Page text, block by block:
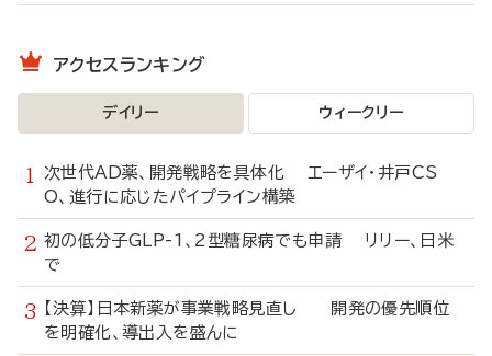
アクセスランキング
デイリー ウィークリー
次世代AD薬、開発戦略を具体化 エーザイ・井戸CS
O、進行に応じたパイプライン構築
初の低分子GLP-1、2型糖尿病でも申請 リリー、日米
で
【決算】日本新薬が事業戦略見直し 開発の優先順位
を明確化、導出入を盛んに